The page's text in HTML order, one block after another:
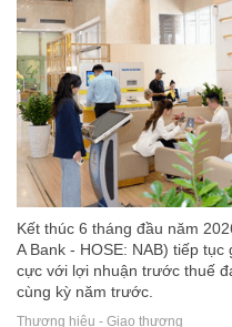
Kết thúc 6 tháng đầu năm
A Bank - HOSE: NAB) tiếp
cực với lợi nhuận trước thuế
cùng kỳ năm trước.
Thương hiệu - Giao thương